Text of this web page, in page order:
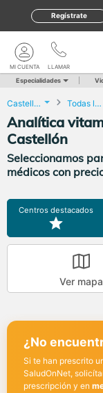
Regístrate
LLAMAR
MI CUENTA
Especialidades
Castellón Todas las localidades
Analítica
Castellón
Seleccionamos
médicos con
Centros destacados
Ver mapa
¿No
Si te han prescrito
SaludOnNet,
prescripción y en